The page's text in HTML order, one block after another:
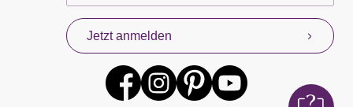
Jetzt anmelden